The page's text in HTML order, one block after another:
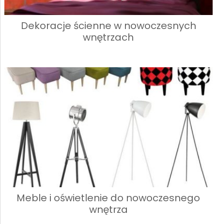
Dekoracje ścienne w nowoczesnych
wnętrzach
Meble i oświetlenie do nowoczesnego
wnętrza